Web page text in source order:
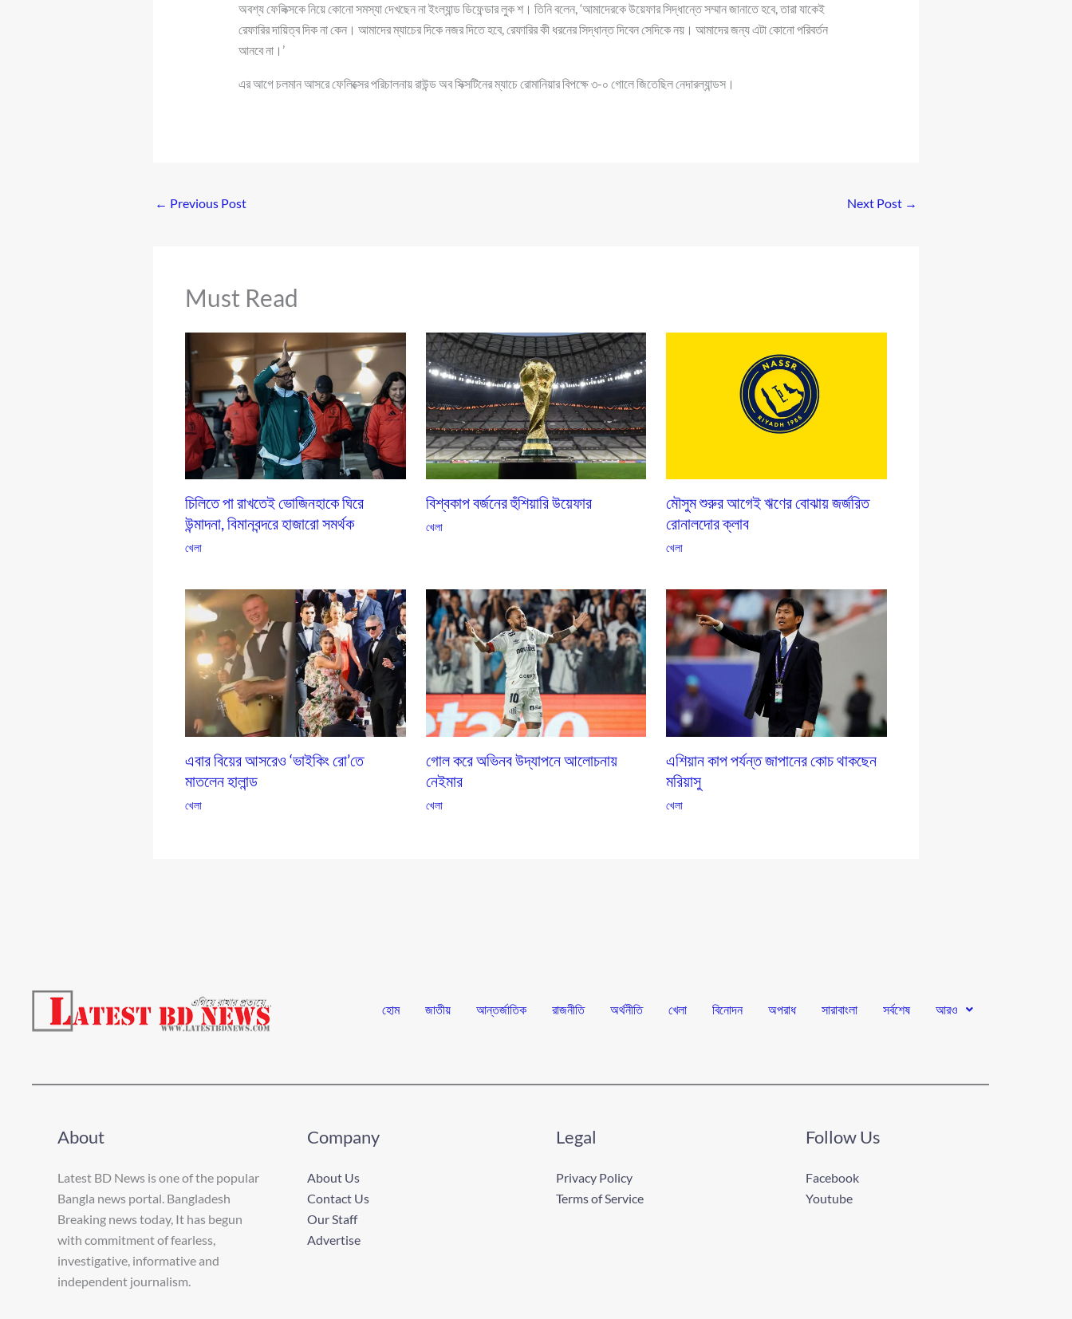
অবশ্য ফেলিক্সকে নিয়ে কোনো সমস্যা দেখছেন না ইংল্যান্ড ডিফেন্ডার লুক শ। তিনি বলেন, ‘আমাদেরকে উয়েফার সিদ্ধান্তে সম্মান জানাতে হবে, তারা যাকেই
রেফারির দায়িত্ব দিক না কেন। আমাদের ম্যাচের দিকে নজর দিতে হবে, রেফারির কী ধরনের সিদ্ধান্ত দিবেন সেদিকে নয়। আমাদের জন্য এটা কোনো পরিবর্তন
আনবে না।’
এর আগে চলমান আসরে ফেলিক্সের পরিচালনায় রাউন্ড অব সিক্সটিনের ম্যাচে রোমানিয়ার বিপক্ষে ৩-০ গোলে জিতেছিল নেদারল্যান্ডস।
← Previous Post Next Post →
Must Read
চিলিতে পা রাখতেই ভোজিনহাকে ঘিরে
উন্মাদনা, বিমানবন্দরে হাজারো সমর্থক
খেলা
বিশ্বকাপ বর্জনের হুঁশিয়ারি উয়েফার
খেলা
মৌসুম শুরুর আগেই ঋণের বোঝায় জর্জরিত
রোনালদোর ক্লাব
খেলা
এবার বিয়ের আসরেও ‘ভাইকিং রো’তে
মাতলেন হালান্ড
খেলা
গোল করে অভিনব উদ্‌যাপনে আলোচনায়
নেইমার
খেলা
এশিয়ান কাপ পর্যন্ত জাপানের কোচ থাকছেন
মরিয়াসু
খেলা
হোম জাতীয় আন্তর্জাতিক রাজনীতি অর্থনীতি খেলা বিনোদন অপরাধ সারাবাংলা সর্বশেষ আরও
About
Latest BD News is one of the popular
Bangla news portal. Bangladesh
Breaking news today, It has begun
with commitment of fearless,
investigative, informative and
independent journalism.
Company
About Us
Contact Us
Our Staff
Advertise
Legal
Privacy Policy
Terms of Service
Follow Us
Facebook
Youtube